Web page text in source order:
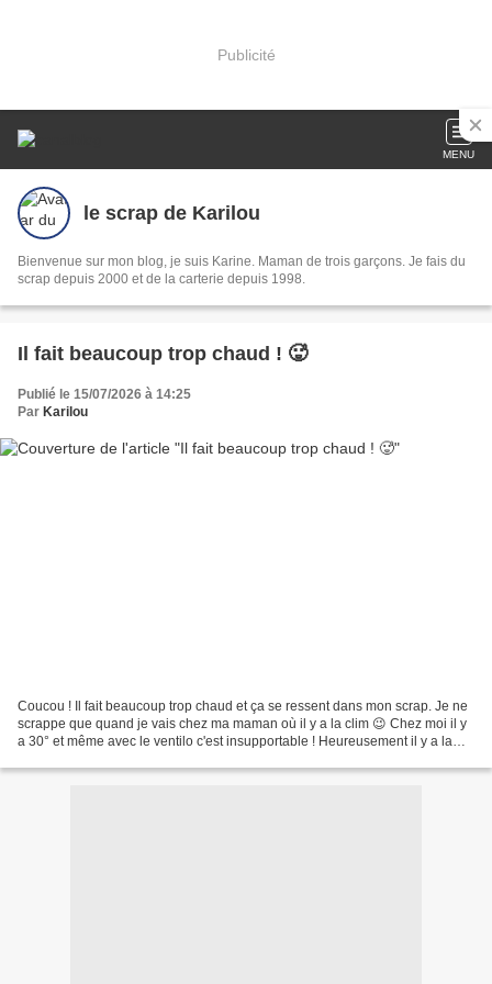
Publicité
MENU
le scrap de Karilou
Bienvenue sur mon blog, je suis Karine. Maman de trois garçons. Je fais du
scrap depuis 2000 et de la carterie depuis 1998.
Il fait beaucoup trop chaud ! 🥵
Publié le 15/07/2026 à 14:25
Par Karilou
Coucou ! Il fait beaucoup trop chaud et ça se ressent dans mon scrap. Je ne
scrappe que quand je vais chez ma maman où il y a la clim 😉 Chez moi il y
a 30° et même avec le ventilo c'est insupportable ! Heureusement il y a la